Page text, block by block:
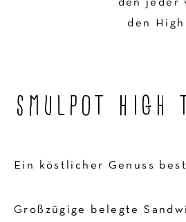
den jeder
den
SMULPOT
Ein köstlicher Genuss
Großzügige belegte